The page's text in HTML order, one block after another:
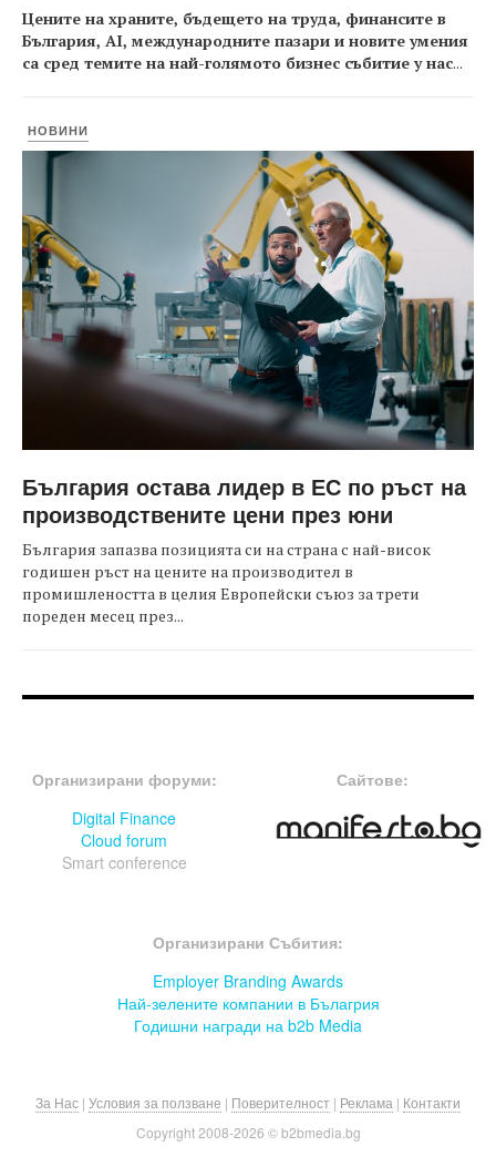
Цените на храните, бъдещето на труда, финансите в
България, AI, международните пазари и новите умения
са сред темите на най-голямото бизнес събитие у нас...
НОВИНИ
България остава лидер в ЕС по ръст на
производствените цени през юни
България запазва позицията си на страна с най-висок
годишен ръст на цените на производител в
промишлеността в целия Европейски съюз за трети
пореден месец през...
Организирани форуми:
Digital Finance
Cloud forum
Smart conference
Сайтове:
Организирани Събития:
Employer Branding Awards
Най-зелените компании в Бълагрия
Годишни награди на b2b Media
За Нас | Условия за ползване | Поверителност | Реклама | Контакти
Copyright 2008-2026 © b2bmedia.bg